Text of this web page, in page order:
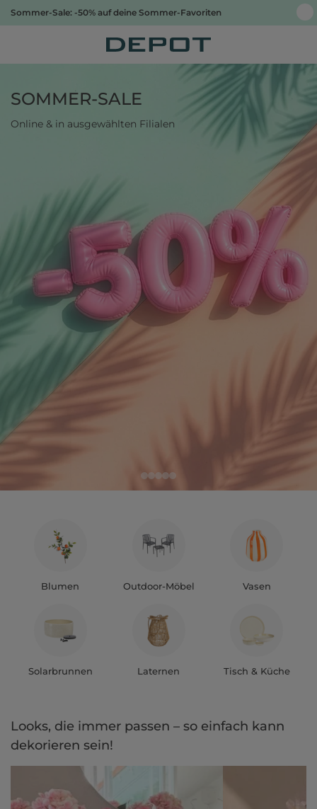
Sommer-Sale: -50% auf deine Sommer-Favoriten
SOMMER-SALE
Online & in ausgewählten Filialen
Blumen Outdoor-Möbel Vasen
Solarbrunnen Laternen Tisch & Küche
Looks, die immer passen – so einfach kann
dekorieren sein!